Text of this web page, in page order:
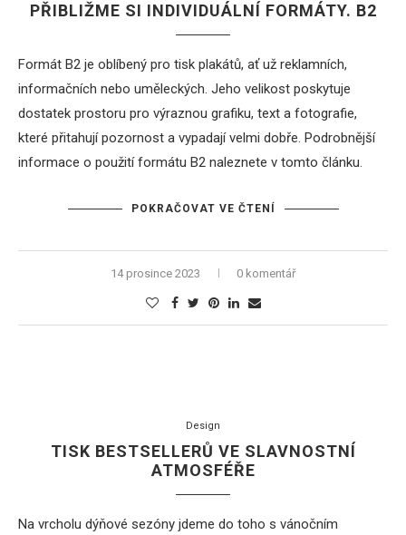
PŘIBLIŽME SI INDIVIDUÁLNÍ FORMÁTY. B2
Formát B2 je oblíbený pro tisk plakátů, ať už reklamních,
informačních nebo uměleckých. Jeho velikost poskytuje
dostatek prostoru pro výraznou grafiku, text a fotografie,
které přitahují pozornost a vypadají velmi dobře. Podrobnější
informace o použití formátu B2 naleznete v tomto článku.
POKRAČOVAT VE ČTENÍ
14 prosince 2023 0 komentář
Design
TISK BESTSELLERŮ VE SLAVNOSTNÍ
ATMOSFÉŘE
Na vrcholu dýňové sezóny jdeme do toho s vánočním